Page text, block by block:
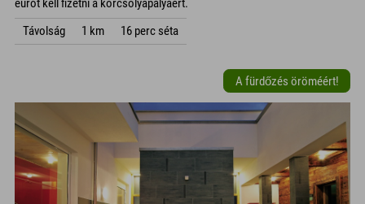
eurót kell fizetni a korcsolyapályáért.
Távolság
1 km 16 perc séta
A fürdőzés öröméért!